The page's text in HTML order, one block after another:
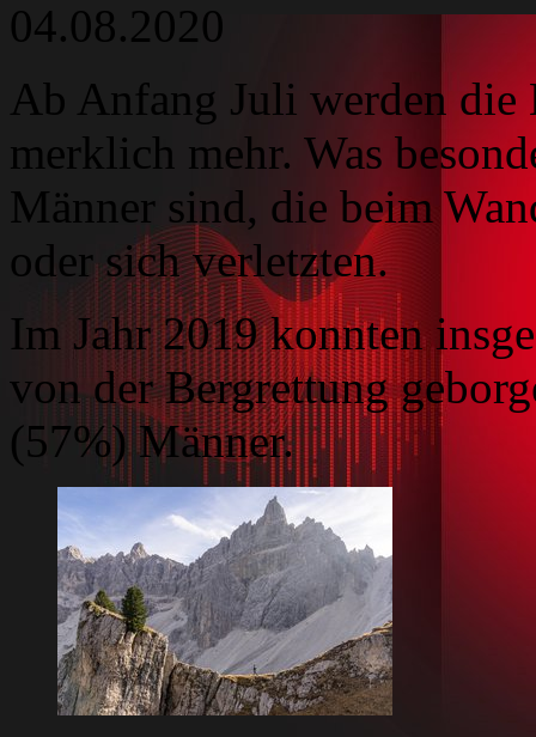
04.08.2020
Ab Anfang Juli werden
merklich mehr. Was
Männer sind, die beim
oder sich verletzten.
Im Jahr 2019 konnten
von der Bergrettung
(57%) Männer.